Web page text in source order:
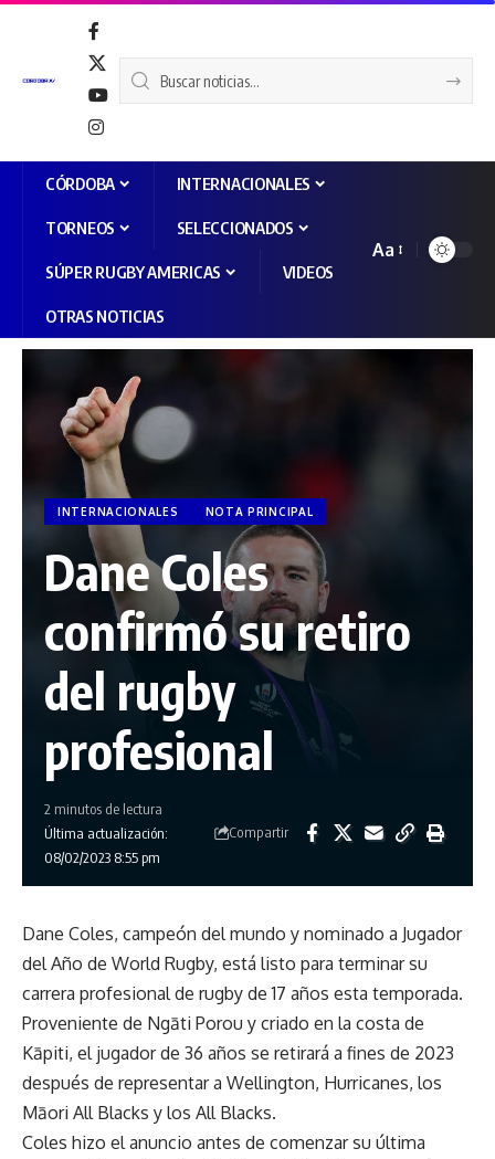
CÓRDOBA INTERNACIONALES
TORNEOS SELECCIONADOS
SÚPER RUGBY AMERICAS VIDEOS
OTRAS NOTICIAS
Aa
INTERNACIONALES NOTA PRINCIPAL
Dane Coles
confirmó su retiro
del rugby
profesional
Última actualización:
08/02/2023 8:55 pm
2 minutos de lectura
Compartir
Dane Coles, campeón del mundo y nominado a Jugador
del Año de World Rugby, está listo para terminar su
carrera profesional de rugby de 17 años esta temporada.
Proveniente de Ngāti Porou y criado en la costa de
Kāpiti, el jugador de 36 años se retirará a fines de 2023
después de representar a Wellington, Hurricanes, los
Māori All Blacks y los All Blacks.
Coles hizo el anuncio antes de comenzar su última